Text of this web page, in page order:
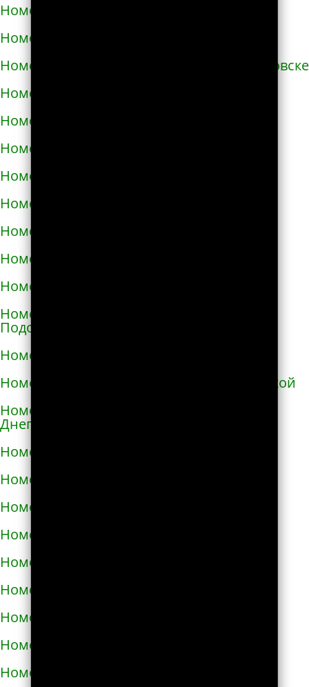
Номера телефонов такси в Золочеве
Номера телефонов такси в Иванкове
Номера телефонов такси в Ивано-Франковске
Номера телефонов такси в Измаиле
Номера телефонов такси в Изюме
Номера телефонов такси в Изяславе
Номера телефонов такси в Ильинцах
Номера телефонов такси в Ирпене
Номера телефонов такси в Казатине
Номера телефонов такси в Калиновке
Номера телефонов такси в Калуше
Номера телефонов такси в Каменце-
Подольском
Номера телефонов такси в Каменке
Номера телефонов такси в Каменке-Бугской
Номера телефонов такси в Каменке-
Днепровской
Номера телефонов такси в Каменском
Номера телефонов такси в Каневе
Номера телефонов такси в Карловке
Номера телефонов такси в Каховке
Номера телефонов такси в Киверцах
Номера телефонов такси в Киеве
Номера телефонов такси в Килие
Номера телефонов такси в Ковеле
Номера телефонов такси в Коломые